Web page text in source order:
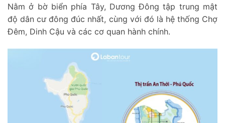
Nằm ở bờ biển phía Tây, Dương Đông tập trung mật
độ dân cư đông đúc nhất, cùng với đó là hệ thống Chợ
Đêm, Dinh Cậu và các cơ quan hành chính.